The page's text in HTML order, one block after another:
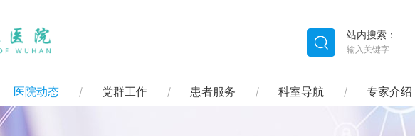
医院动态 党群工作 患者服务 科室导航 专家介绍
站内搜索：